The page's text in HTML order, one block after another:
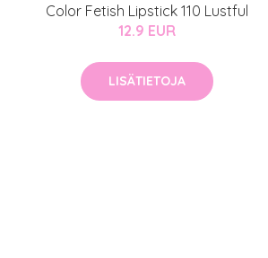
Color Fetish Lipstick 110 Lustful
12.9 EUR
LISÄTIETOJA